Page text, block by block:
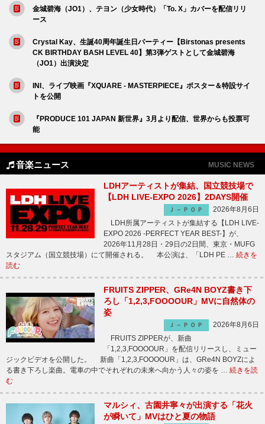
金城碧海（JO1）、テヨン（少女時代）「To. X」カバーを配信リリ
ース
Crystal Kay、生誕40周年誕生日パーティー【Birstonas presents
CK BIRTHDAY BASH LEVEL 40】第3弾ゲストとして金城碧海
（JO1）出演決定
INI、ライブ映画『XQUARE - MASTERPIECE』ポスター＆特設サイ
トを公開
『PRODUCE 101 JAPAN 新世界』3月より配信、世界からも投票可
能
音楽ニュース MUSIC NEWS
LDHアーティストが集結、国立競技場で
【LDH LIVE-EXPO 2026】2DAYS開催
Ｊ－ＰＯＰ
2026年8月6日
LDH所属アーティストが集結する【LDH LIVE-
EXPO 2026 -PERFECT YEAR BEST-】が、
2026年11月28日・29日の2日間、東京・MUFG
スタジアム（国立競技場）にて開催される。 本公演は、「LDH PE … 続きを
読む
FRUITS ZIPPER、GRe4N BOYZ書き下
ろし「1,2,3,FOOOOUR」MVに自然体の
姿
Ｊ－ＰＯＰ
2026年8月6日
FRUITS ZIPPERが、新曲
「1,2,3,FOOOOUR」を配信リリースし、ミュー
ジックビデオを公開した。 新曲「1,2,3,FOOOOUR」は、GRe4N BOYZによ
る書き下ろし楽曲。電車の中でそれぞれの未来へ向かう人々の姿を … 続きを読
む
マルシィ、古園井寧々が出演する「花火
が瞬いて」MVはひと夏の物語